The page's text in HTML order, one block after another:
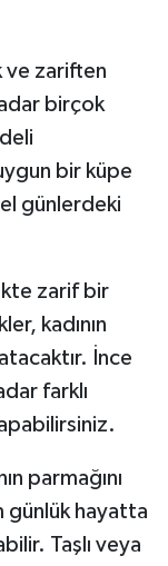
ve zariften
birçok
bir küpe
günlerdeki
zarif bir
kadının
İnce
farklı
parmağını
günlük hayatta
Taşlı veya